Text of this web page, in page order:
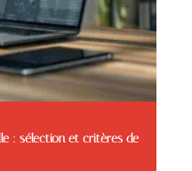
: sélection et critères de